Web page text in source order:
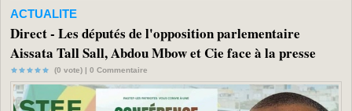
ACTUALITE
Direct - Les députés de l'opposition parlementaire
Aissata Tall Sall, Abdou Mbow et Cie face à la presse
(0 vote) | 0 Commentaire